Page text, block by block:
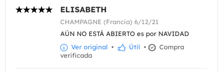
ELISABETH
CHAMPAGNE (Francia) 6/12/21
AÚN NO ESTÁ ABIERTO es por NAVIDAD
Ver original • Útil •
Compra
verificada